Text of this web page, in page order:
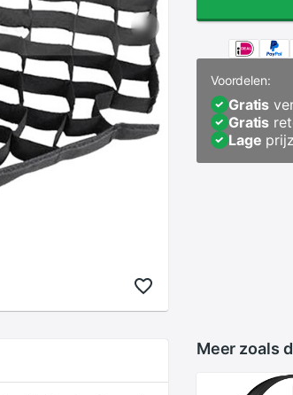
Voordelen:
Gratis
Gratis
Lage
Meer zoals